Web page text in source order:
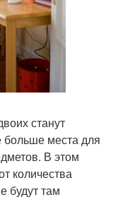
станут
больше места для
В этом
количества
будут там